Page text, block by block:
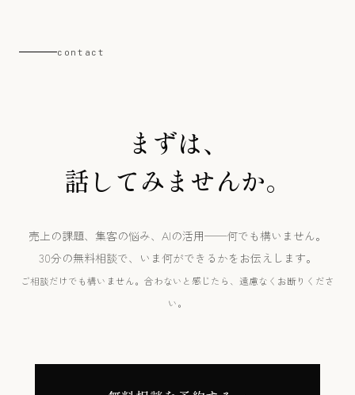
contact
まずは、
話してみませんか。
売上の課題、集客の悩み、AIの活用——何でも構いません。
30分の無料相談で、いま何ができるかをお伝えします。
ご相談だけでも構いません。合わないと感じたら、遠慮なくお断りくださ
い。